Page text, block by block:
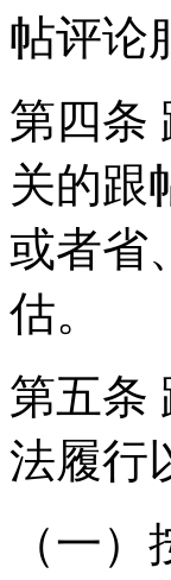
帖评论
第四条
关的跟
或者省
估。
第五条
法履行
（一